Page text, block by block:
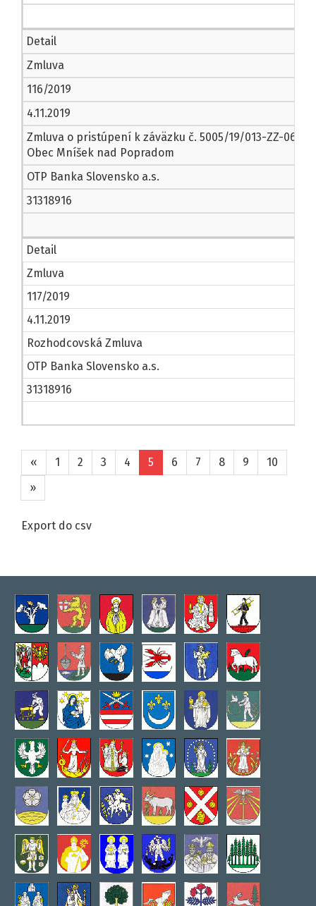
Detail
Zmluva
116/2019
4.11.2019
Zmluva o pristúpení k záväzku č. 5005/19/013-ZZ-06
Obec Mníšek nad Popradom
OTP Banka Slovensko a.s.
31318916
Detail
Zmluva
117/2019
4.11.2019
Rozhodcovská Zmluva
OTP Banka Slovensko a.s.
31318916
« 1 2 3 4 5 6 7 8 9
10
»
Export do csv